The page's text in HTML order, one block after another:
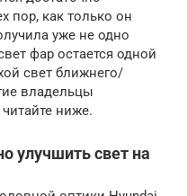
пор, как только он
уже не одно
фар остается одной
свет ближнего/
владельцы
ниже.
улучшить свет на